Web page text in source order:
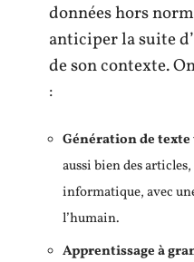
données hors
anticiper la suite
de son contexte.
:
Génération de texte
aussi bien des
informatique, avec
l’humain.
Apprentissage à